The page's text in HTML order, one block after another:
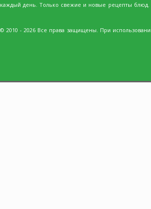
каждый день. Только свежие и новые рецепты блюд.
© 2010 - 2026 Все права защищены. При